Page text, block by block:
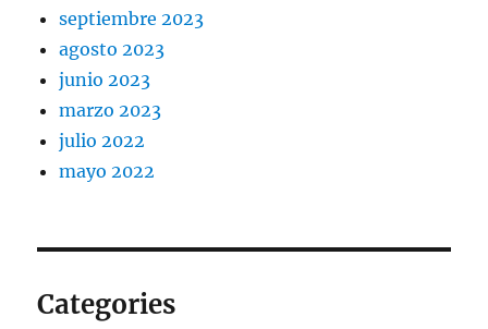
septiembre 2023
agosto 2023
junio 2023
marzo 2023
julio 2022
mayo 2022
Categories